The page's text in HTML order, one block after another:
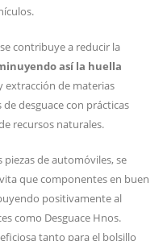
contribuye a reducir la
así la huella
extracción de materias
de desguace con prácticas
recursos naturales.
piezas de automóviles, se
que componentes en buen
positivamente al
como Desguace Hnos.
tanto para el bolsillo